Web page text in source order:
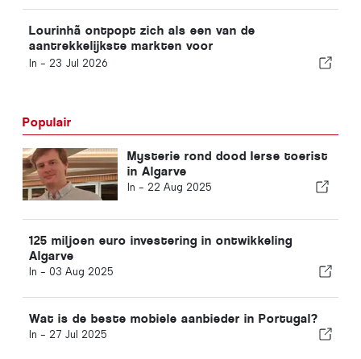
Lourinhã ontpopt zich als een van de
aantrekkelijkste markten voor
nieuwbouwwoningen aan de Zilverkust
In - 23 Jul 2026
Populair
Mysterie rond dood Ierse toerist
in Algarve
In - 22 Aug 2025
125 miljoen euro investering in ontwikkeling
Algarve
In - 03 Aug 2025
Wat is de beste mobiele aanbieder in Portugal?
In - 27 Jul 2025